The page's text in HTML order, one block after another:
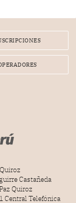
greet con
Castañeda
Quiroz
Central Telefónica